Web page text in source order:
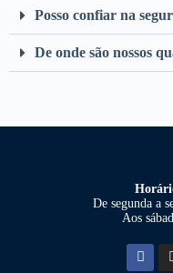
Posso confiar na
De onde são nossos
De segunda a
Aos